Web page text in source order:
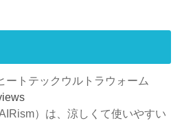
ートテックウルトラウォーム
）は、涼しくて使いやすい